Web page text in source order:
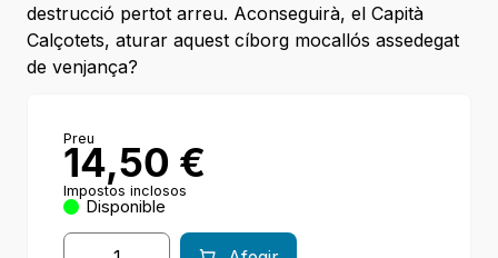
destrucció pertot arreu. Aconseguirà, el Capità
Calçotets, aturar aquest cíborg mocallós assedegat
de venjança?
Preu
14,50 €
Impostos inclosos
Disponible